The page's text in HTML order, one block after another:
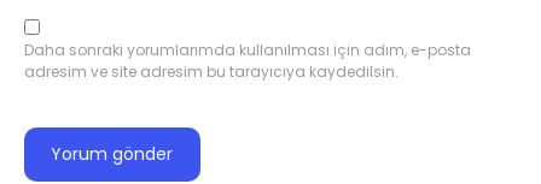
Daha sonraki yorumlarımda kullanılması için adım, e-posta
adresim ve site adresim bu tarayıcıya kaydedilsin.